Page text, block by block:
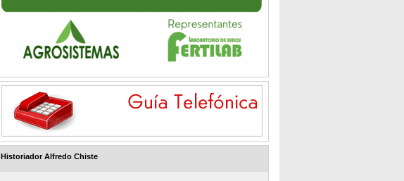
Historiador Alfredo Chiste